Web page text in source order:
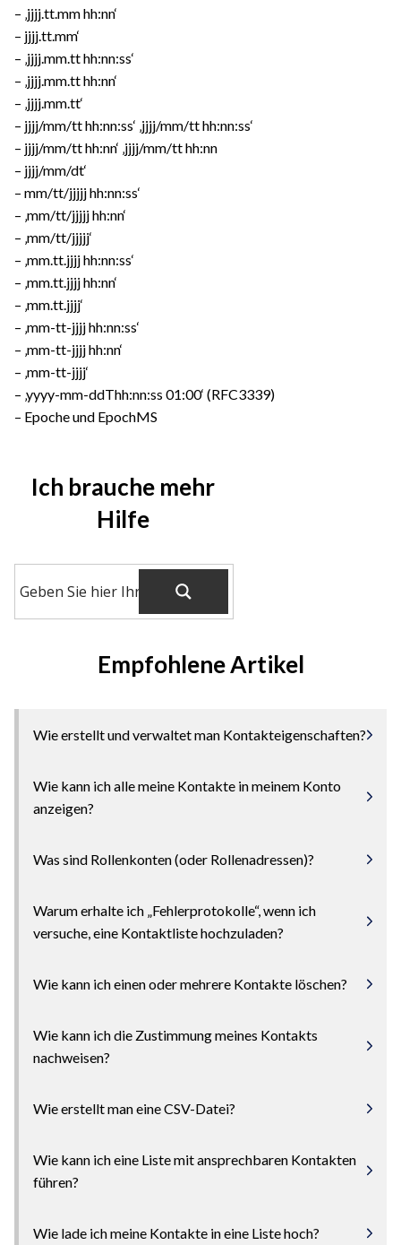
– ‚jjjj.tt.mm hh:nn‘
– jjjj.tt.mm‘
– ‚jjjj.mm.tt hh:nn:ss‘
– ‚jjjj.mm.tt hh:nn‘
– ‚jjjj.mm.tt‘
– jjjj/mm/tt hh:nn:ss‘ ‚jjjj/mm/tt hh:nn:ss‘
– jjjj/mm/tt hh:nn‘ ‚jjjj/mm/tt hh:nn
– jjjj/mm/dt‘
– mm/tt/jjjjj hh:nn:ss‘
– ‚mm/tt/jjjjj hh:nn‘
– ‚mm/tt/jjjjj‘
– ‚mm.tt.jjjj hh:nn:ss‘
– ‚mm.tt.jjjj hh:nn‘
– ‚mm.tt.jjjj‘
– ‚mm-tt-jjjj hh:nn:ss‘
– ‚mm-tt-jjjj hh:nn‘
– ‚mm-tt-jjjj‘
– ‚yyyy-mm-ddThh:nn:ss 01:00‘ (RFC3339)
– Epoche und EpochMS
Ich brauche mehr
Hilfe
Empfohlene Artikel
Wie erstellt und verwaltet man Kontakteigenschaften?
Wie kann ich alle meine Kontakte in meinem Konto
anzeigen?
Was sind Rollenkonten (oder Rollenadressen)?
Warum erhalte ich „Fehlerprotokolle“, wenn ich
versuche, eine Kontaktliste hochzuladen?
Wie kann ich einen oder mehrere Kontakte löschen?
Wie kann ich die Zustimmung meines Kontakts
nachweisen?
Wie erstellt man eine CSV-Datei?
Wie kann ich eine Liste mit ansprechbaren Kontakten
führen?
Wie lade ich meine Kontakte in eine Liste hoch?